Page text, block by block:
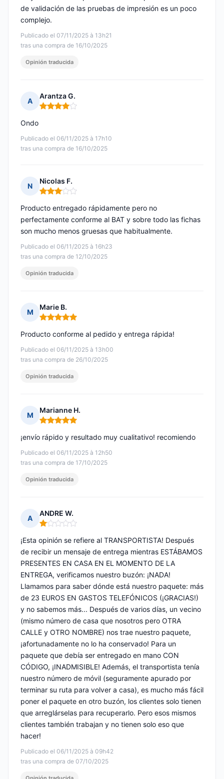
Publicado el 07/11/2025 à 13h21
tras una compra de 16/10/2025
de validación de las pruebas de impresión es un poco
complejo.
Opinión traducida
A
Arantza G.
Nota: 4 de 5
Publicado el 06/11/2025 à 17h10
tras una compra de 16/10/2025
Ondo
N
Nicolas F.
Nota: 3 de 5
Publicado el 06/11/2025 à 16h23
tras una compra de 12/10/2025
Producto entregado rápidamente pero no
perfectamente conforme al BAT y sobre todo las fichas
son mucho menos gruesas que habitualmente.
Opinión traducida
M
Marie B.
Nota: 5 de 5
Publicado el 06/11/2025 à 13h00
tras una compra de 26/10/2025
Producto conforme al pedido y entrega rápida!
Opinión traducida
M
Marianne H.
Nota: 5 de 5
Publicado el 06/11/2025 à 12h50
tras una compra de 17/10/2025
¡envío rápido y resultado muy cualitativo! recomiendo
Opinión traducida
A
ANDRE W.
Nota: 1 de 5
Publicado el 06/11/2025 à 09h42
tras una compra de 07/10/2025
¡Esta opinión se refiere al TRANSPORTISTA! Después
de recibir un mensaje de entrega mientras ESTÁBAMOS
PRESENTES EN CASA EN EL MOMENTO DE LA
ENTREGA, verificamos nuestro buzón: ¡NADA!
Llamamos para saber dónde está nuestro paquete: más
de 23 EUROS EN GASTOS TELEFÓNICOS (¡GRACIAS!)
y no sabemos más... Después de varios días, un vecino
(mismo número de casa que nosotros pero OTRA
CALLE y OTRO NOMBRE) nos trae nuestro paquete,
¡afortunadamente no lo ha conservado! Para un
paquete que debía ser entregado en mano CON
CÓDIGO, ¡INADMISIBLE! Además, el transportista tenía
nuestro número de móvil (seguramente apurado por
terminar su ruta para volver a casa), es mucho más fácil
poner el paquete en otro buzón, los clientes solo tienen
que arreglárselas para recuperarlo. Pero esos mismos
clientes también trabajan y no tienen solo eso que
hacer!